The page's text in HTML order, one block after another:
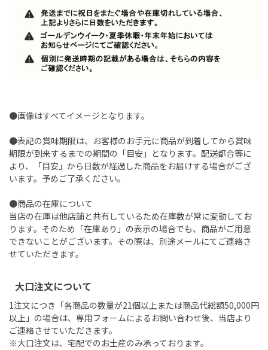
●画像はすべてイメージとなります。
●表記の賞味期限は、お客様のお手元に商品が到着してから賞味
期限が到来するまでの期間の「目安」となります。配送都合等に
より、「目安」から日数が経過した商品をお届けする場合がござ
います。予めご了承ください。
●商品の在庫について
当店の在庫は他店舗と共有しているため在庫数が常に変動してお
ります。そのため「在庫あり」の表示の場合でも、商品がご用意
できないことがございます。その際は、別途メールにてご連絡さ
せていただきます。
大口注文について
1注文につき「各商品の数量が21個以上または商品代総額50,000円
以上」の場合は、専用フォームによるお問い合わせ後、当店より
ご連絡させていただきます。
※大口注文は、宅配でのお土産のみ承っております。